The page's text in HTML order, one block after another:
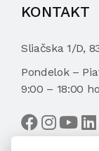
KONTAKT
Sliačska 1/D,
Pondelok –
9:00 – 18:00